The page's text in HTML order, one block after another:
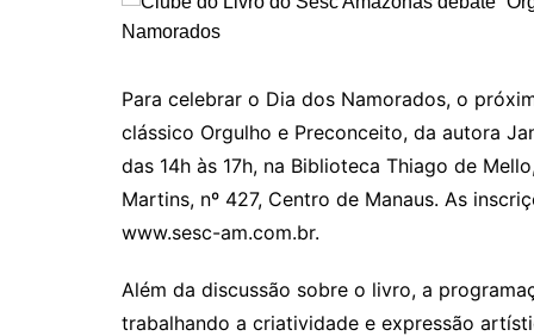
Para celebrar o Dia dos Namorados, o
clássico Orgulho e Preconceito, da autora
das 14h às 17h, na Biblioteca Thiago de
Martins, nº 427, Centro de Manaus. As
www.sesc-am.com.br.
Além da discussão sobre o livro, a
trabalhando a criatividade e expressão